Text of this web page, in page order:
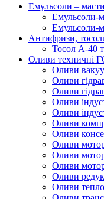
Емульсоли –
Емульсоли-
Емульсоли-
Антифризи,
Тосол А-40
Оливи техничні
Оливи
Оливи
Оливи
Оливи
Оливи
Оливи
Оливи
Оливи
Оливи
Оливи
Оливи
Оливи